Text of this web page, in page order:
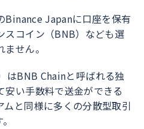
Binance Japanに口座を保有
スコイン（BNB）なども選
せん。
はBNB Chainと呼ばれる独
安い手数料で送金ができる
ムと同様に多くの分散型取引